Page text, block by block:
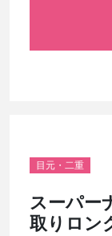
目元・二重
スーパー
取りロン